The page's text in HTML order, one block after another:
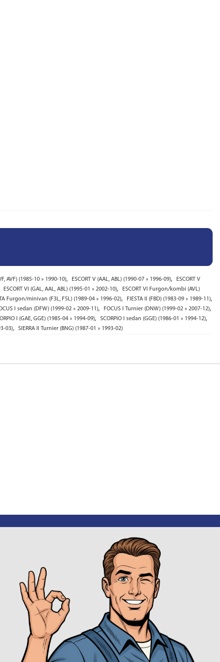
AVF) (1985-10 » 1990-10), ESCORT V (AAL, ABL) (1990-07 » 1996-09),
ESCORT V
ESCORT VI (GAL, AAL, ABL) (1995-01 » 2002-10),
ESCORT VI Furgon/kombi (AVL)
Furgon/minivan (F3L, F5L) (1989-04 » 1996-02), FIESTA II (FBD) (1983-09 » 1989-11),
I sedan (DFW) (1999-02 » 2009-11), FOCUS I Turnier (DNW) (1999-02 » 2007-12),
I (GAE, GGE) (1985-04 » 1994-09), SCORPIO I sedan (GGE) (1986-01 » 1994-12),
03), SIERRA II Turnier (BNG) (1987-01 » 1993-02)